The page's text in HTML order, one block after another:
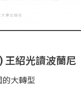
王紹光讀波蘭尼
的大轉型